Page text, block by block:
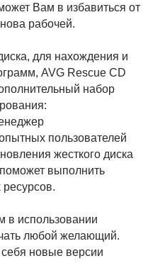
Вам в избавиться от
рабочей.
для нахождения и
AVG Rescue CD
набор
пользователей
жесткого диска
выполнить
ресурсов.
в использовании
любой желающий.
новые версии